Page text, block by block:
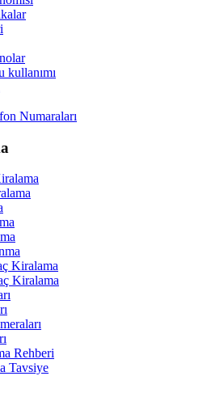
kullanımı
Numaraları
Kiralama
Kiralama
Rehberi
Tavsiye